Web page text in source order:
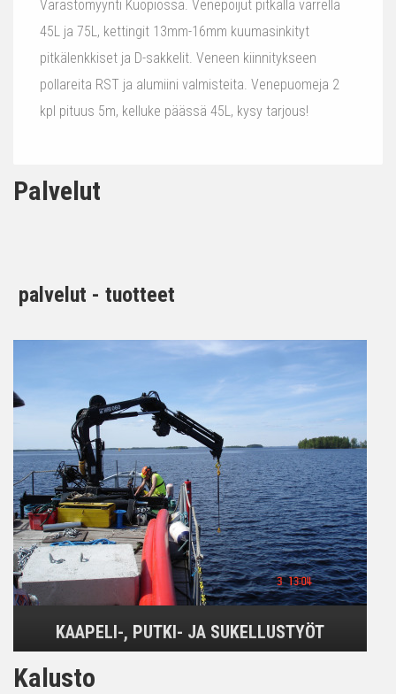
Varastomyynti Kuopiossa. Venepoijut pitkällä varrella
45L ja 75L, kettingit 13mm-16mm kuumasinkityt
pitkälenkkiset ja D-sakkelit. Veneen kiinnitykseen
pollareita RST ja alumiini valmisteita. Venepuomeja 2
kpl pituus 5m, kelluke päässä 45L, kysy tarjous!
Palvelut
palvelut - tuotteet
KAAPELI-, PUTKI- JA SUKELLUSTYÖT
Kalusto